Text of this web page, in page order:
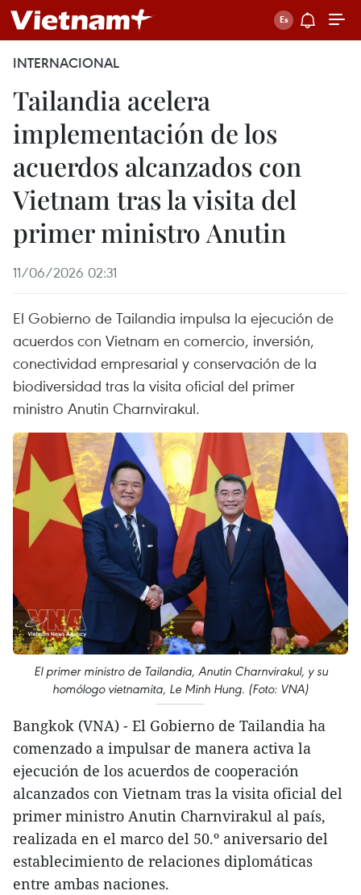
INTERNACIONAL
Tailandia acelera
implementación de los
acuerdos alcanzados con
Vietnam tras la visita del
primer ministro Anutin
11/06/2026 02:31
El Gobierno de Tailandia impulsa la ejecución de
acuerdos con Vietnam en comercio, inversión,
conectividad empresarial y conservación de la
biodiversidad tras la visita oficial del primer
ministro Anutin Charnvirakul.
El primer ministro de Tailandia, Anutin Charnvirakul, y su
homólogo vietnamita, Le Minh Hung. (Foto: VNA)
Bangkok (VNA) - El Gobierno de Tailandia ha
comenzado a impulsar de manera activa la
ejecución de los acuerdos de cooperación
alcanzados con Vietnam tras la visita oficial del
primer ministro Anutin Charnvirakul al país,
realizada en el marco del 50.º aniversario del
establecimiento de relaciones diplomáticas
entre ambas naciones.